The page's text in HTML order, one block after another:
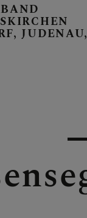
UND
BERICHTE